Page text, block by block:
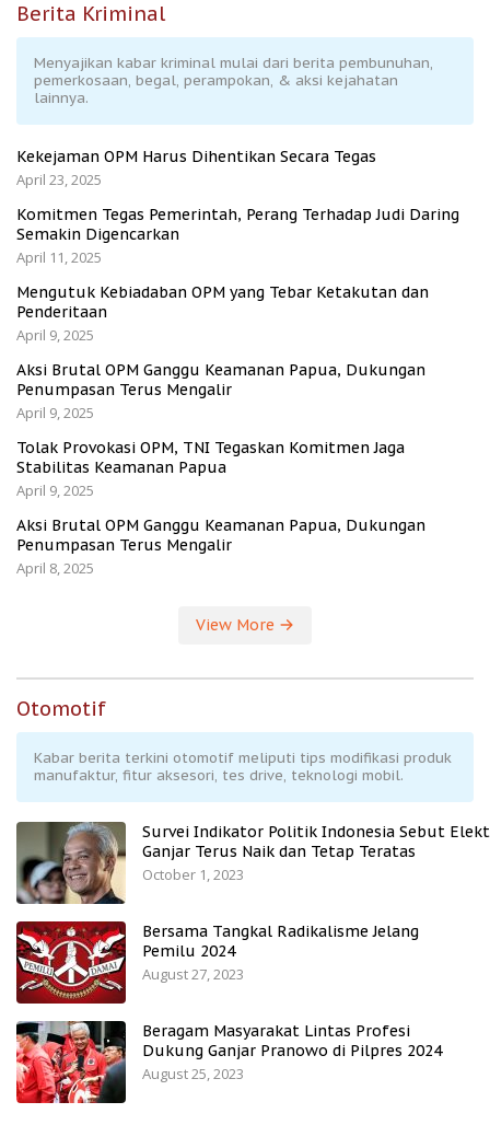
Berita Kriminal
Menyajikan kabar kriminal mulai dari berita pembunuhan,
pemerkosaan, begal, perampokan, & aksi kejahatan
lainnya.
Kekejaman OPM Harus Dihentikan Secara Tegas
April 23, 2025
Komitmen Tegas Pemerintah, Perang Terhadap Judi Daring
Semakin Digencarkan
April 11, 2025
Mengutuk Kebiadaban OPM yang Tebar Ketakutan dan
Penderitaan
April 9, 2025
Aksi Brutal OPM Ganggu Keamanan Papua, Dukungan
Penumpasan Terus Mengalir
April 9, 2025
Tolak Provokasi OPM, TNI Tegaskan Komitmen Jaga
Stabilitas Keamanan Papua
April 9, 2025
Aksi Brutal OPM Ganggu Keamanan Papua, Dukungan
Penumpasan Terus Mengalir
April 8, 2025
View More
Otomotif
Kabar berita terkini otomotif meliputi tips modifikasi produk
manufaktur, fitur aksesori, tes drive, teknologi mobil.
Survei Indikator Politik Indonesia Sebut
Ganjar Terus Naik dan Tetap Teratas
October 1, 2023
Bersama Tangkal Radikalisme Jelang
Pemilu 2024
August 27, 2023
Beragam Masyarakat Lintas Profesi
Dukung Ganjar Pranowo di Pilpres 2024
August 25, 2023